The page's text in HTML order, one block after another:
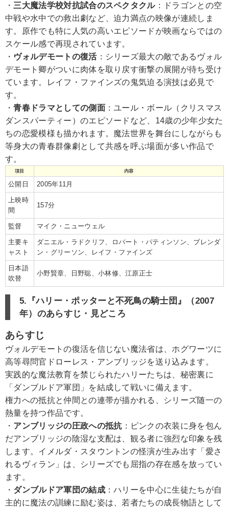
・ 三大魔法学校対抗試合のスペクタクル：ドラゴンとの空
中戦や水中での救出劇など、迫力満点の映像が連続しま
す。原作でも特に人気の高いエピソードが映画ならではの
スケール感で再現されています。
・ ヴォルデモートの復活：シリーズ最大の敵であるヴォル
デモート卿がついに肉体を取り戻す衝撃の展開が待ち受け
ています。レイフ・ファインズの鬼気迫る演技は必見で
す。
・青春ドラマとしての側面：ユール・ボール（クリスマス
ダンスパーティー）のエピソードなど、14歳の少年少女た
ちの恋愛模様も描かれます。魔法世界を舞台にしながらも
等身大の青春群像劇として共感を呼ぶ場面が多い作品で
す。
項目 内容
公開日 2005年11月
上映時
間
157分
監督 マイク・ニューウェル
主要キ
ャスト
ダニエル・ラドクリフ、ロバート・パティンソン、ブレンダ
ン・グリーソン、レイフ・ファインズ
日本語
吹替
小野賢章、日野聡、小林修、江原正士
5.『ハリー・ポッターと不死鳥の騎士団』（2007
年）のあらすじ・見どころ
あらすじ
ヴォルデモートの復活を信じない魔法省は、ホグワーツに
高等尋問官ドローレス・アンブリッジを送り込みます。
実践的な魔法教育を禁じられたハリーたちは、秘密裏に
「ダンブルドア軍団」を結成して戦いに備えます。
権力への抵抗と仲間との連帯が描かれる、シリーズ随一の
熱量を持つ作品です。
・ アンブリッジの圧政への抵抗：ピンクの衣装に身を包ん
だアンブリッジの陰湿な支配は、観る者に強烈な印象を残
します。イメルダ・スタウントンの怪演が生み出す「愛さ
れるヴィラン」は、シリーズでも屈指の存在感を放ってい
ます。
・ ダンブルドア軍団の結成：ハリーを中心に生徒たちが自
主的に魔法の訓練に励む姿は、若者たちの成長物語として